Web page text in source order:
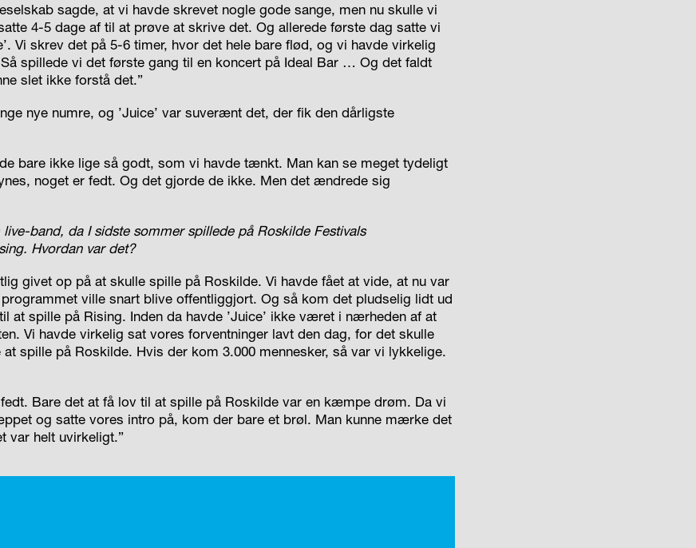
sagde, at vi havde skrevet nogle gode sange, men nu skulle vi
4-5 dage af til at prøve at skrive det. Og allerede første dag satte vi
Vi skrev det på 5-6 timer, hvor det hele bare flød, og vi havde virkelig
spillede vi det første gang til en koncert på Ideal Bar … Og det faldt
slet ikke forstå det.”
nye numre, og ’Juice’ var suverænt det, der fik den dårligste
bare ikke lige så godt, som vi havde tænkt. Man kan se meget tydeligt
noget er fedt. Og det gjorde de ikke. Men det ændrede sig
band, da I sidste sommer spillede på Roskilde Festivals
Hvordan var det?
givet op på at skulle spille på Roskilde. Vi havde fået at vide, at nu var
ville snart blive offentliggjort. Og så kom det pludselig lidt ud
at spille på Rising. Inden da havde ’Juice’ ikke været i nærheden af at
Vi havde virkelig sat vores forventninger lavt den dag, for det skulle
spille på Roskilde. Hvis der kom 3.000 mennesker, så var vi lykkelige.
fedt. Bare det at få lov til at spille på Roskilde var en kæmpe drøm. Da vi
og satte vores intro på, kom der bare et brøl. Man kunne mærke det
var helt uvirkeligt.”